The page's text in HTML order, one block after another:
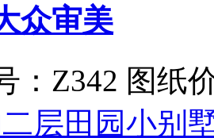
众审美
：Z342 图纸